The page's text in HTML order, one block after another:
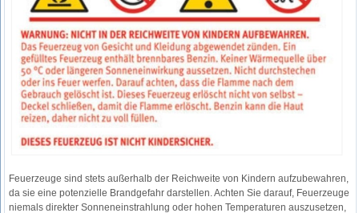
Feuerzeuge sind stets außerhalb der Reichweite von Kindern aufzubewahren,
da sie eine potenzielle Brandgefahr darstellen. Achten Sie darauf, Feuerzeuge
niemals direkter Sonneneinstrahlung oder hohen Temperaturen auszusetzen,